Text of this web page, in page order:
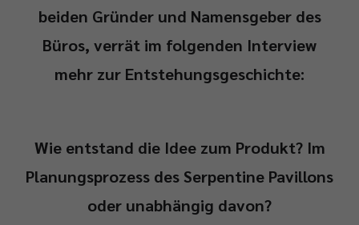
beiden Gründer und Namensgeber des
Büros, verrät im folgenden Interview
mehr zur Entstehungsgeschichte:
Wie entstand die Idee zum Produkt? Im
Planungsprozess des Serpentine Pavillons
oder unabhängig davon?